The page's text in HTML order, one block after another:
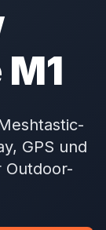
GPS und
Outdoor-